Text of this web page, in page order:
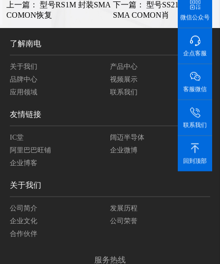
上一篇：型号RS1M 封装SMA
COMON恢复
下一篇： 型号SS210 封装
SMA COMON肖
了解南电
关于我们
产品中心
品牌中心
视频展示
应用领域
联系我们
友情链接
IC堂
阔迈半导体
阿里巴巴旺铺
企业微博
企业博客
关于我们
公司简介
发展历程
企业文化
公司荣誉
合作伙伴
服务热线
微信公众号
企点客服
客服微信
联系我们
回到顶部